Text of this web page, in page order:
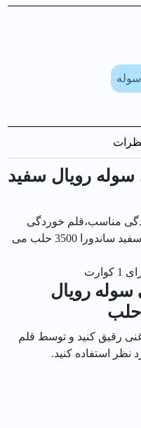
رويال سفيد
مناسب،قلم خوردگی
عالی، پوشش بالا از ویژگی های رنگ سفید ساندورا 3500 حلب می
رويال
رقیق کنید و توسط قلم
استفاده کنید.